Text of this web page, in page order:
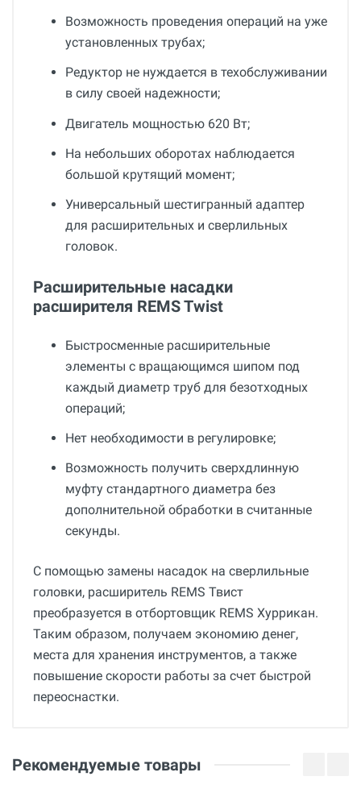
Возможность проведения операций на уже
установленных трубах;
Редуктор не нуждается в техобслуживании
в силу своей надежности;
Двигатель мощностью 620 Вт;
На небольших оборотах наблюдается
большой крутящий момент;
Универсальный шестигранный адаптер
для расширительных и сверлильных
головок.
Расширительные насадки
расширителя REMS Twist
Быстросменные расширительные
элементы с вращающимся шипом под
каждый диаметр труб для безотходных
операций;
Нет необходимости в регулировке;
Возможность получить сверхдлинную
муфту стандартного диаметра без
дополнительной обработки в считанные
секунды.
С помощью замены насадок на сверлильные
головки, расширитель REMS Твист
преобразуется в отбортовщик REMS Хуррикан.
Таким образом, получаем экономию денег,
места для хранения инструментов, а также
повышение скорости работы за счет быстрой
переоснастки.
12 месяцев
Оценка
Рекомендуемые товары